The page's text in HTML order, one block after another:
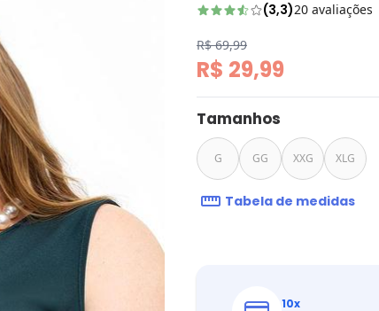
(3,3)20 avaliações
R$ 69,99
R$ 29,99
Tamanhos
G GG XXG XLG
Tabela de medidas
10x